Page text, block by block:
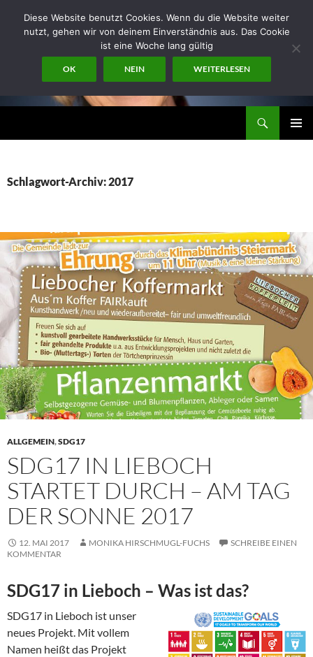
Inhalt
Schlagwort-Archiv: 2017
ALLGEMEIN,SDG17
SDG17 IN LIEBOCH
STARTET DURCH – AM TAG
DER SONNE 2017
12. MAI 2017 MONIKA HIRSCHMUGL-FUCHS
SCHREIBE EINEN
KOMMENTAR
SDG17 in Lieboch – Was ist das?
SDG17 in Lieboch ist unser
neues Projekt. Mit vollem
Namen heißt das Projekt
Diese Website benutzt Cookies. Wenn du die Website weiter
nutzt, gehen wir von deinem Einverständnis aus. Das Cookie
ist eine Woche lang gültig
OK NEIN WEITERLESEN